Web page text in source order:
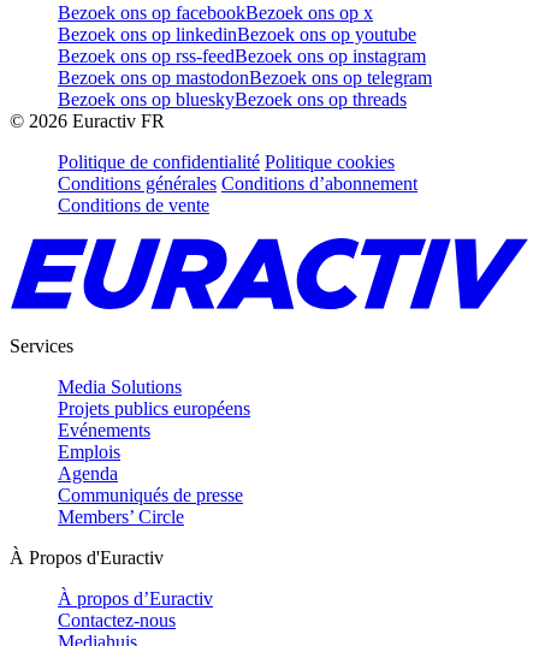
Bezoek ons op facebookBezoek ons op x
Bezoek ons op linkedinBezoek ons op youtube
Bezoek ons op rss-feedBezoek ons op instagram
Bezoek ons op mastodonBezoek ons op telegram
Bezoek ons op blueskyBezoek ons op threads
© 2026 Euractiv FR
Politique de confidentialité Politique cookies
Conditions générales Conditions d’abonnement
Conditions de vente
Services
Media Solutions
Projets publics européens
Evénements
Emplois
Agenda
Communiqués de presse
Members’ Circle
À Propos d'Euractiv
À propos d’Euractiv
Contactez-nous
Mediahuis